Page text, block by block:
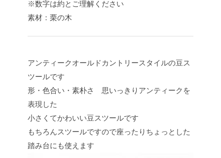
※数字は約とご理解ください
素材：栗の木
アンティークオールドカントリースタイルの豆ス
ツールです
形・色合い・素朴さ 思いっきりアンティークを
表現した
小さくてかわいい豆スツールです
もちろんスツールですので座ったりちょっとした
踏み台にも使えます